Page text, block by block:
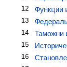
12 Функции
13
14 Таможни
15
16